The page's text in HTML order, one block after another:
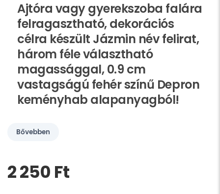
Ajtóra vagy gyerekszoba falára
felragasztható, dekorációs
célra készült Jázmin név felirat,
három féle választható
magassággal, 0.9 cm
vastagságú fehér színű Depron
keményhab alapanyagból!
Bővebben
Kérem,
hagyja
2 250 Ft‎